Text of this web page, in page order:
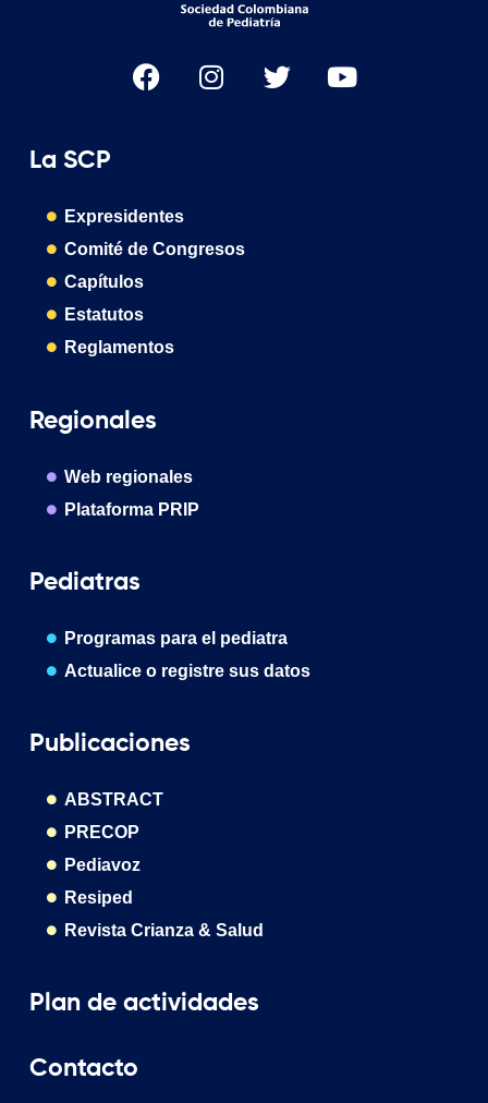
La SCP
Expresidentes
Comité de Congresos
Capítulos
Estatutos
Reglamentos
Regionales
Web regionales
Plataforma PRIP
Pediatras
Programas para el pediatra
Actualice o registre sus datos
Publicaciones
ABSTRACT
PRECOP
Pediavoz
Resiped
Revista Crianza & Salud
Plan de actividades
Contacto